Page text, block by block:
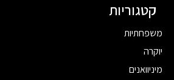
קטגוריות
משפחתיות
יוקרה
מיניוואנים